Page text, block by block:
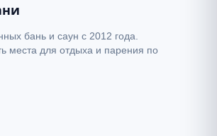
бань и саун с 2012 года.
места для отдыха и парения по